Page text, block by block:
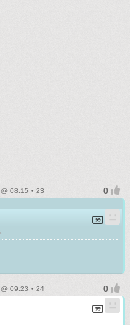
08:15 • 23
09:23 • 24